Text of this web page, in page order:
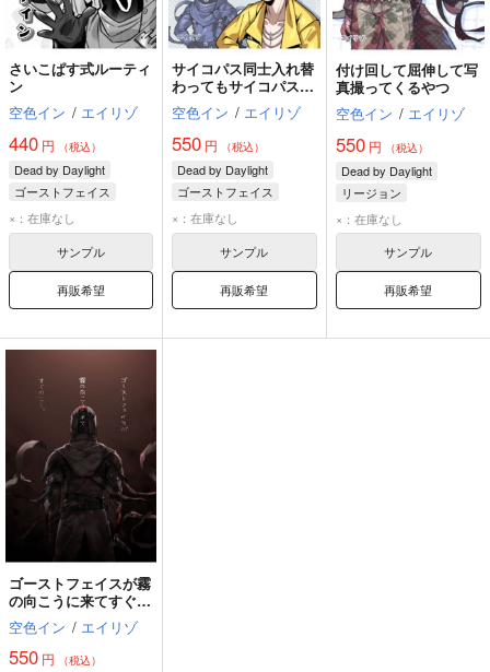
さいこぱす式ルーティ
ン
空色イン / エイリゾ
440 円 （税込）
Dead by Daylight
ゴーストフェイス
トリックスター
×：在庫なし
サンプル
再販希望
サイコパス同士入れ替
わってもサイコパス同
士なので多分大丈夫
空色イン / エイリゾ
550 円 （税込）
Dead by Daylight
ゴーストフェイス
トリックスター
トラッパー
×：在庫なし
サンプル
再販希望
付け回して屈伸して写
真撮ってくるやつ
空色イン / エイリゾ
550円 （税込）
Dead by Daylight
リージョン
ゴーストフェイス
×：在庫なし
サンプル
再販希望
ゴーストフェイスが霧
の向こうに来てすぐの
こと。
空色イン / エイリゾ
550 円 （税込）